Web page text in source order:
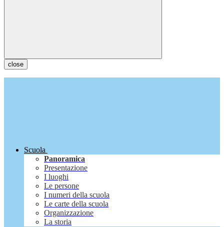
close
Scuola
Panoramica
Presentazione
I luoghi
Le persone
I numeri della scuola
Le carte della scuola
Organizzazione
La storia